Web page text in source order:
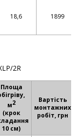
18,6 1899
2R
Площа
м2
(крок
10 см)
Вартість
монтажних
робіт, грн